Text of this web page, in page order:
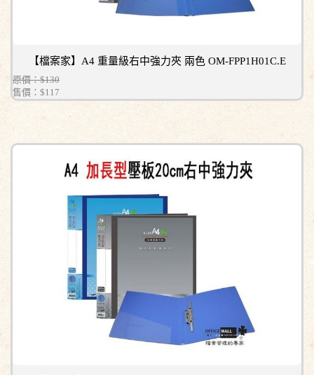
【檔案家】A4 重量級右中強力夾 兩色 OM-FPP1H01C.E
原價：$130
售價： $117